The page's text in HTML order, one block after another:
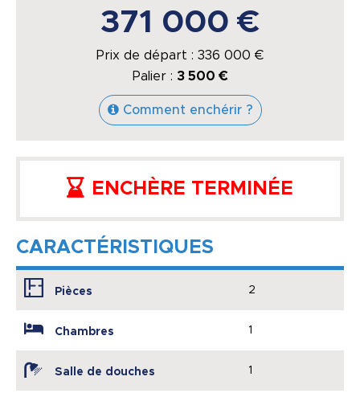
371 000 €
Prix de départ : 336 000 €
Palier : 3 500 €
Comment enchérir ?
ENCHÈRE TERMINÉE
CARACTÉRISTIQUES
Pièces 2
Chambres 1
Salle de douches 1